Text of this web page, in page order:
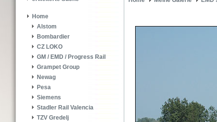
Home
Alstom
Bombardier
CZ LOKO
GM / EMD / Progress Rail
Grampet Group
Newag
Pesa
Siemens
Stadler Rail Valencia
TZV Gredelj